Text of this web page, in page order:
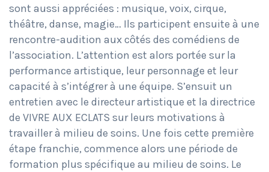
sont aussi appréciées : musique, voix, cirque,
théâtre, danse, magie… Ils participent ensuite à une
rencontre-audition aux côtés des comédiens de
l’association. L’attention est alors portée sur la
performance artistique, leur personnage et leur
capacité à s’intégrer à une équipe. S’ensuit un
entretien avec le directeur artistique et la directrice
de VIVRE AUX ECLATS sur leurs motivations à
travailler à milieu de soins. Une fois cette première
étape franchie, commence alors une période de
formation plus spécifique au milieu de soins. Le